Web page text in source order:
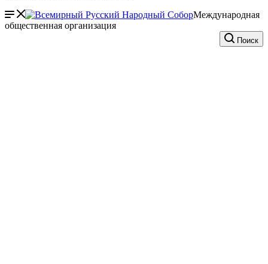
Международная
общественная организация
Поиск